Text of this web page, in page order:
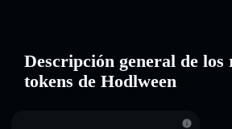
Descripción general de los
tokens de Hodlween